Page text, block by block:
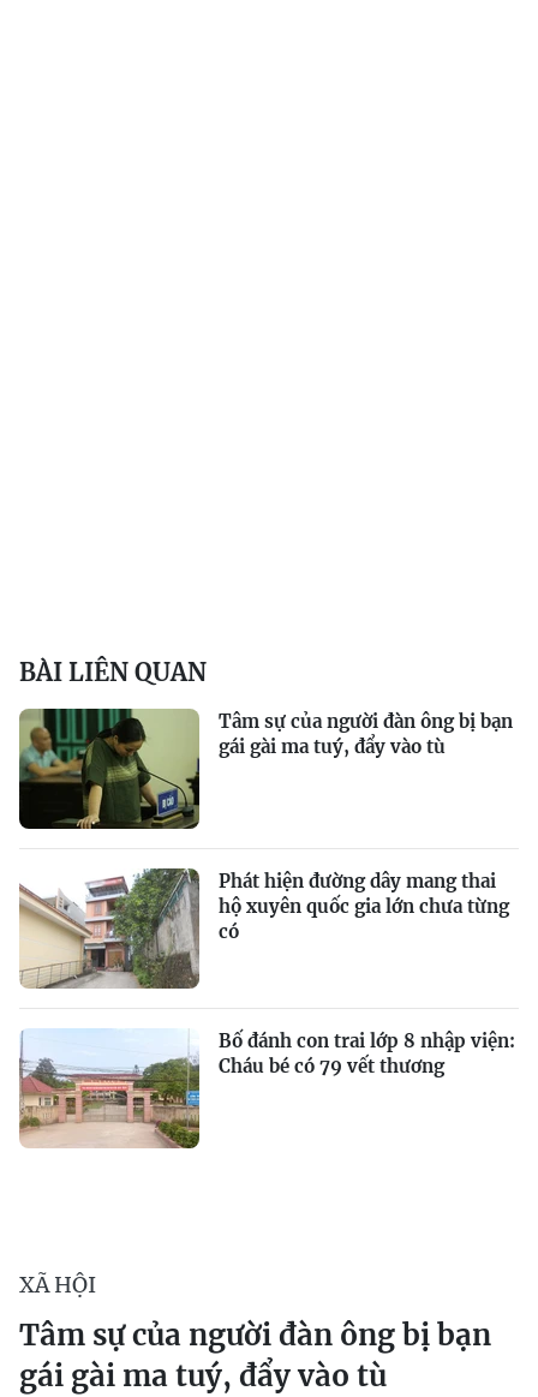
BÀI LIÊN QUAN
Tâm sự của người đàn ông bị bạn
gái gài ma tuý, đẩy vào tù
Phát hiện đường dây mang thai
hộ xuyên quốc gia lớn chưa từng
có
Bố đánh con trai lớp 8 nhập viện:
Cháu bé có 79 vết thương
XÃ HỘI
Tâm sự của người đàn ông bị bạn
gái gài ma tuý, đẩy vào tù